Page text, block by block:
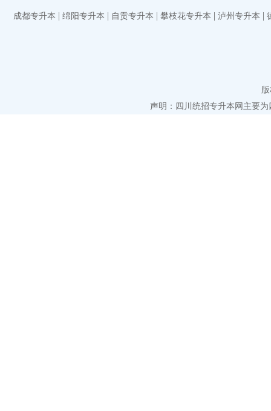
成都专升本 | 绵阳专升本 | 自贡专升本 | 攀枝花专升本 | 泸州专升本 |
声明：四川统招专升本网主要